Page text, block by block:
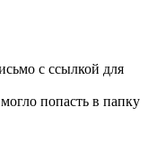
с ссылкой для
попасть в папку